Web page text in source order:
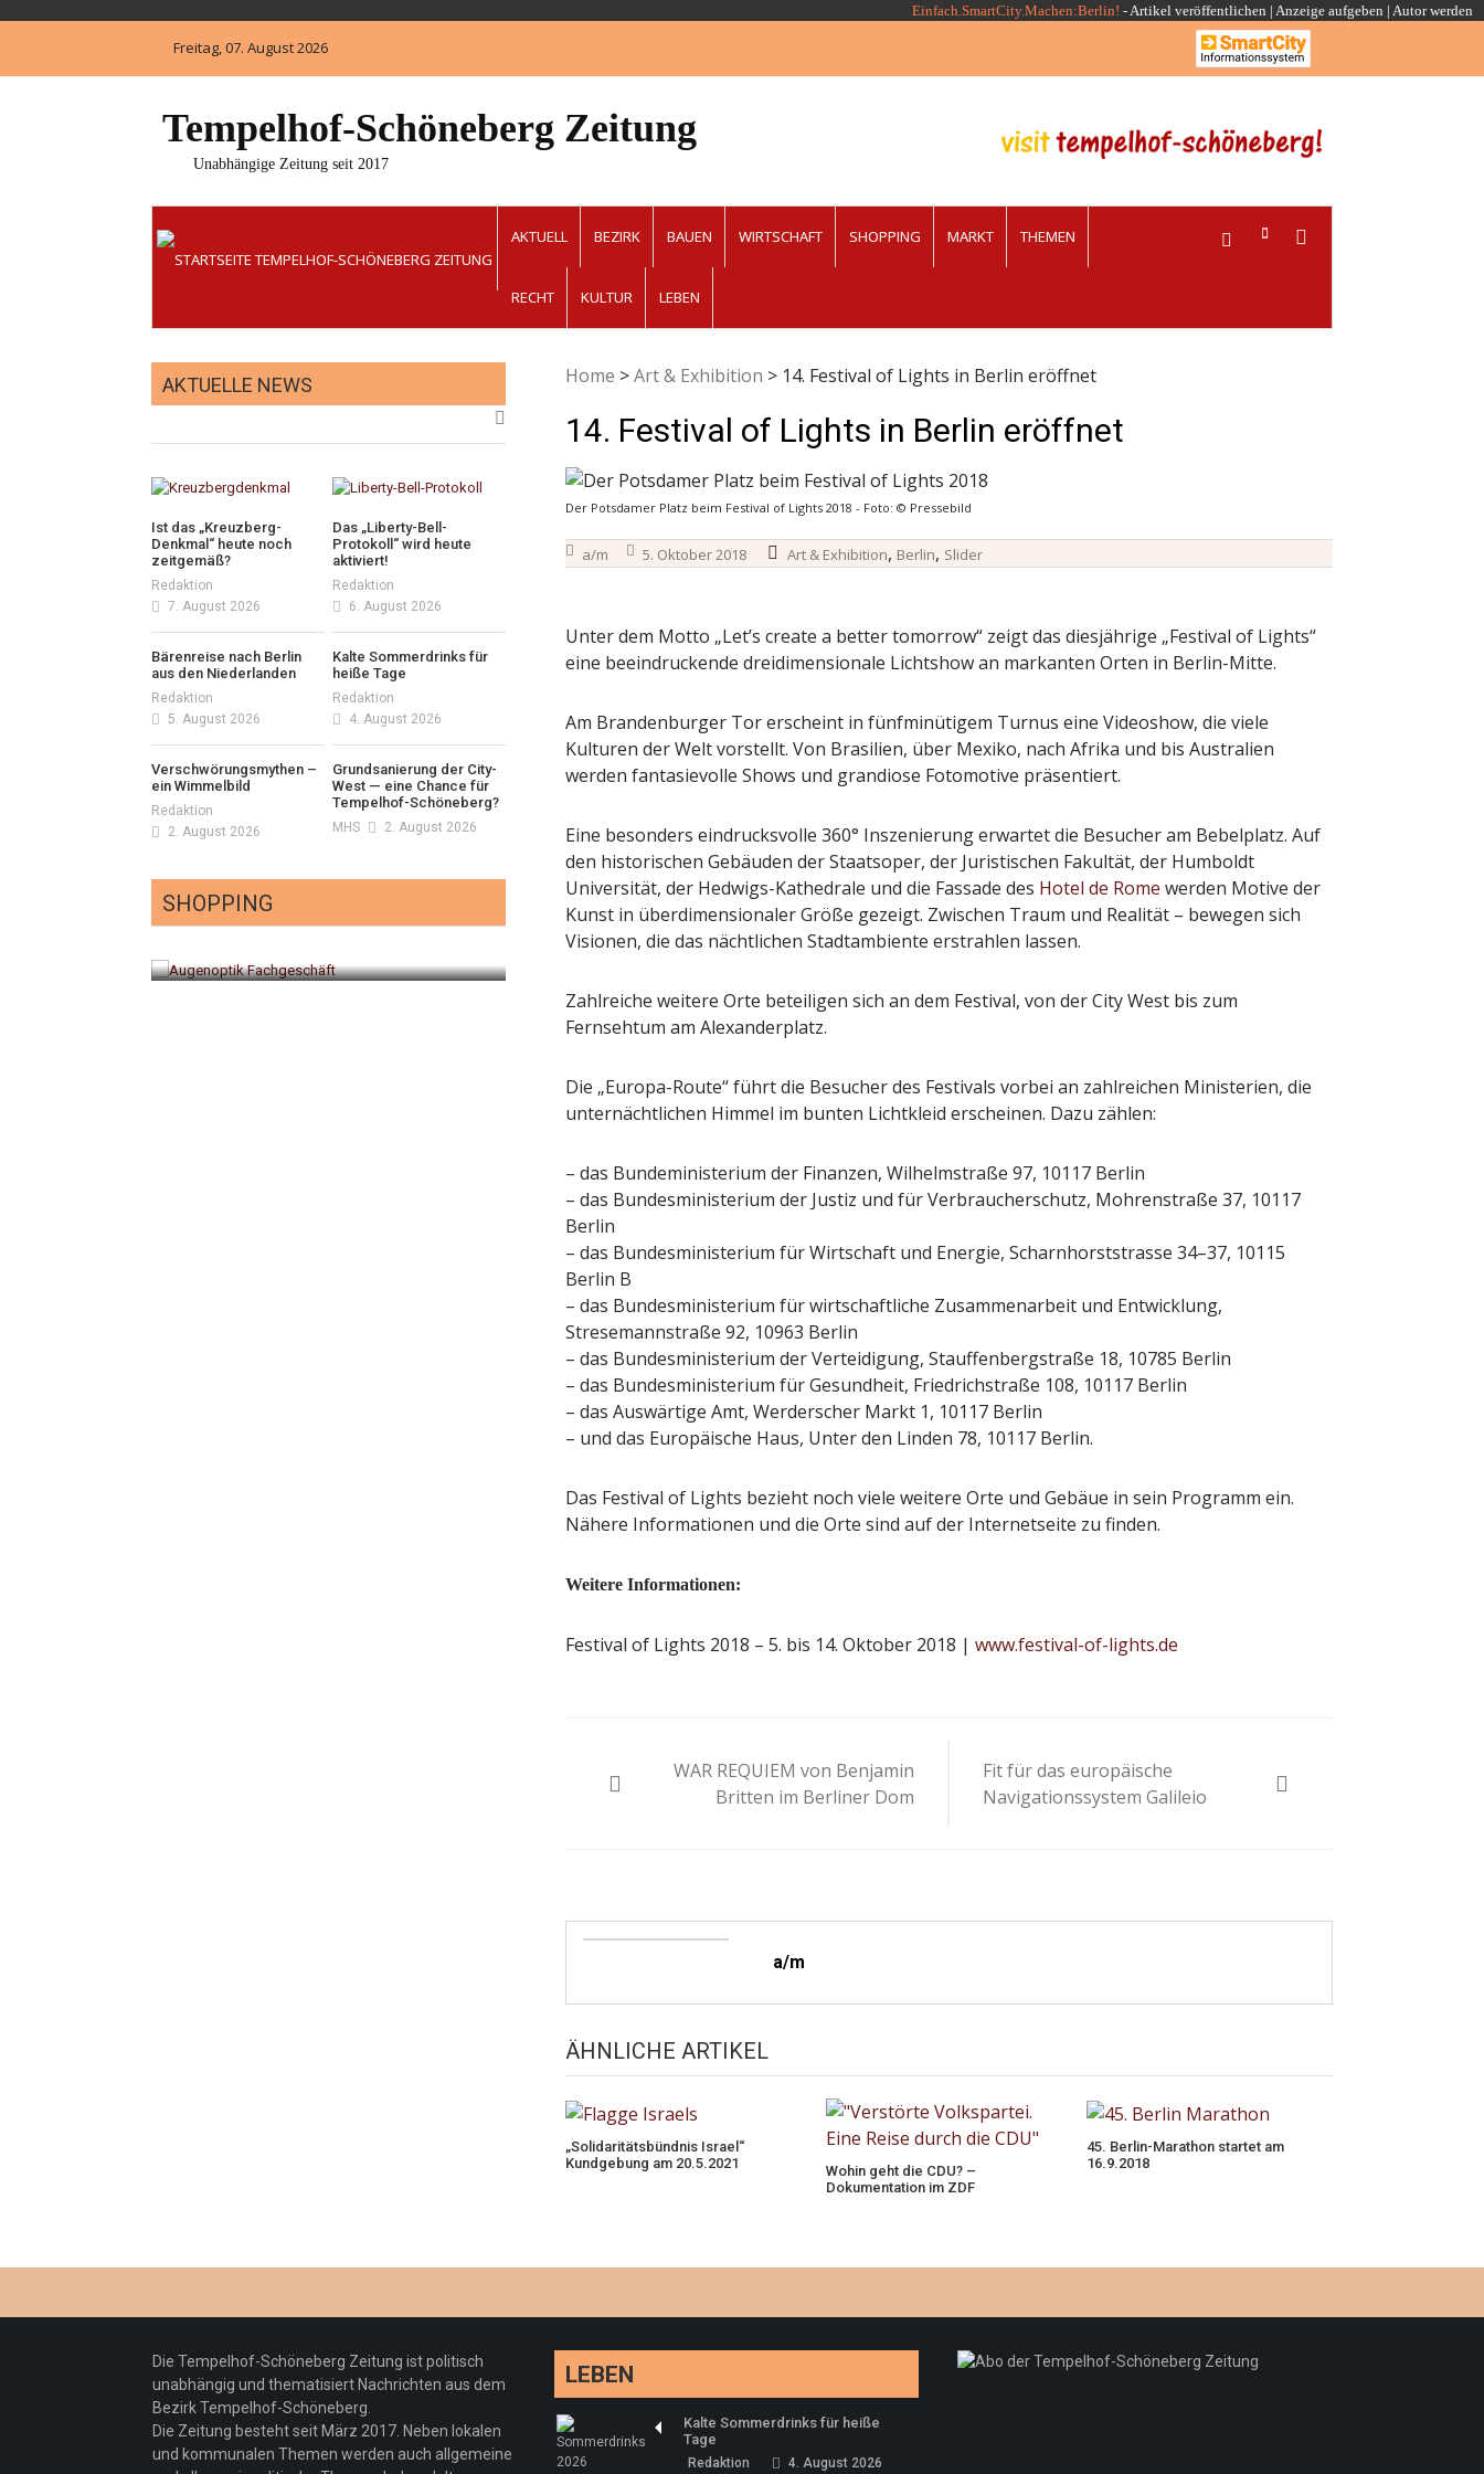
Einfach.SmartCity.Machen:Berlin! -Artikel veröffentlichen | Anzeige aufgeben | Autor werden
Freitag, 07. August 2026
Tempelhof-Schöneberg Zeitung
Unabhängige Zeitung seit 2017
AKTUELL BEZIRK BAUEN WIRTSCHAFT SHOPPING MARKT THEMEN
RECHT KULTUR LEBEN
Home >Art & Exhibition > 14. Festival of Lights in Berlin eröffnet
14. Festival of Lights in Berlin eröffnet
Der Potsdamer Platz beim Festival of Lights 2018 - Foto: © Pressebild
a/m 5. Oktober 2018 Art & Exhibition, Berlin, Slider
Unter dem Motto „Let’s create a better tomorrow“ zeigt das diesjährige „Festival of Lights“
eine beeindruckende dreidimensionale Lichtshow an markanten Orten in Berlin-Mitte.
Am Brandenburger Tor erscheint in fünfminütigem Turnus eine Videoshow, die viele
Kulturen der Welt vorstellt. Von Brasilien, über Mexiko, nach Afrika und bis Australien
werden fantasievolle Shows und grandiose Fotomotive präsentiert.
Eine besonders eindrucksvolle 360° Inszenierung erwartet die Besucher am Bebelplatz. Auf
den historischen Gebäuden der Staatsoper, der Juristischen Fakultät, der Humboldt
Universität, der Hedwigs-Kathedrale und die Fassade des Hotel de Rome werden Motive der
Kunst in überdimensionaler Größe gezeigt. Zwischen Traum und Realität – bewegen sich
Visionen, die das nächtlichen Stadtambiente erstrahlen lassen.
Zahlreiche weitere Orte beteiligen sich an dem Festival, von der City West bis zum
Fernsehtum am Alexanderplatz.
Die „Europa-Route“ führt die Besucher des Festivals vorbei an zahlreichen Ministerien, die
unternächtlichen Himmel im bunten Lichtkleid erscheinen. Dazu zählen:
– das Bundeministerium der Finanzen, Wilhelmstraße 97, 10117 Berlin
– das Bundesministerium der Justiz und für Verbraucherschutz, Mohrenstraße 37, 10117
Berlin
– das Bundesministerium für Wirtschaft und Energie, Scharnhorststrasse 34–37, 10115
Berlin B
– das Bundesministerium für wirtschaftliche Zusammenarbeit und Entwicklung,
Stresemannstraße 92, 10963 Berlin
– das Bundesministerium der Verteidigung, Stauffenbergstraße 18, 10785 Berlin
– das Bundesministerium für Gesundheit, Friedrichstraße 108, 10117 Berlin
– das Auswärtige Amt, Werderscher Markt 1, 10117 Berlin
– und das Europäische Haus, Unter den Linden 78, 10117 Berlin.
Das Festival of Lights bezieht noch viele weitere Orte und Gebäue in sein Programm ein.
Nähere Informationen und die Orte sind auf der Internetseite zu finden.
Weitere Informationen:
Festival of Lights 2018 – 5. bis 14. Oktober 2018 | www.festival-of-lights.de
WAR REQUIEM von Benjamin
Britten im Berliner Dom
Fit für das europäische
Navigationssystem Galileio
a/m
ÄHNLICHE ARTIKEL
„Solidaritätsbündnis Israel“
Kundgebung am 20.5.2021
Wohin geht die CDU? –
Dokumentation im ZDF
45. Berlin-Marathon startet am
16.9.2018
AKTUELLE NEWS
Ist das „Kreuzberg-
Denkmal“ heute noch
zeitgemäß?
Redaktion
7. August 2026
Das „Liberty-Bell-
Protokoll“ wird heute
aktiviert!
Redaktion
6. August 2026
Bärenreise nach Berlin
aus den Niederlanden
Redaktion
5. August 2026
Kalte Sommerdrinks für
heiße Tage
Redaktion
4. August 2026
Verschwörungsmythen –
ein Wimmelbild
Redaktion
2. August 2026
Grundsanierung der City-
West — eine Chance für
Tempelhof-Schöneberg?
MHS 2. August 2026
SHOPPING
Pepe Jeans London mit Summer
Sale und neuer Kollektion
Woher kommt der Honig? – Neue
Die Tempelhof-Schöneberg Zeitung ist politisch
unabhängig und thematisiert Nachrichten aus dem
Bezirk Tempelhof-Schöneberg.
Die Zeitung besteht seit März 2017. Neben lokalen
und kommunalen Themen werden auch allgemeine
LEBEN
Kalte Sommerdrinks für heiße
Tage
Redaktion 4. August 2026